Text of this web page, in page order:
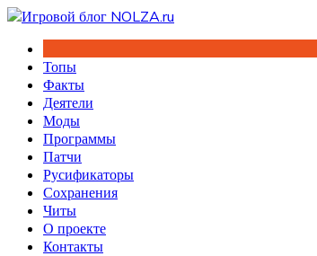
Перейти
содержимому
Топы
Факты
Деятели
Моды
Программы
Патчи
Русификаторы
Сохранения
Читы
О проекте
Контакты